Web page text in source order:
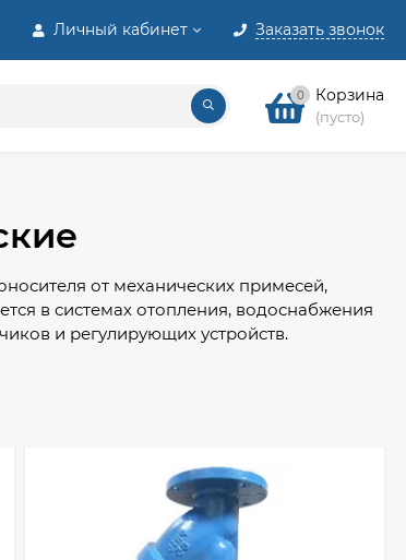
Личный кабинет Заказать звонок
0 Корзина
(пусто)
от механических примесей,
в системах отопления, водоснабжения
и регулирующих устройств.
с улавливанием металлических
рабочее давление,
фильтр помогает продлить срок службы
в наличии и под заказ. Мы поможем